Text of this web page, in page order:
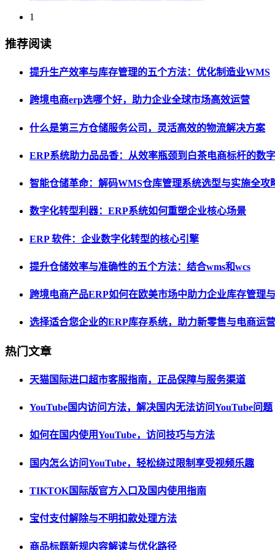
1
推荐阅读
提升生产效率与库存管理的五个方法：优化制造业WMS
跨境电商erp选哪个好，助力企业全球市场高效运营
什么是第三方仓储服务公司，灵活高效的物流解决方案
ERP系统助力品品香：从效率瓶颈到白茶电商标杆的数
智能仓储革命：解码WMS仓库管理系统选型与实施全攻
数字化转型利器：ERP系统如何重塑企业核心场景
ERP 软件：企业数字化转型的核心引擎
提升仓储效率与准确性的五个方法：结合wms和wcs
跨境电商产品ERP如何在欧美市场中助力企业库存管理
选择适合您企业的ERP库存系统，助力新零售与电商运营
热门文章
天猫国际进口超市客服指南，正品保障与服务渠道
YouTube国内访问方法，解决国内无法访问YouTube问题
如何在国内使用YouTube，访问技巧与方法
国内怎么访问YouTube，轻松绕过限制享受视频乐趣
TIKTOK国际版官方入口及国内使用指南
宝付支付解除与不明扣款处理方法
商品标题新规内容解读与优化路径